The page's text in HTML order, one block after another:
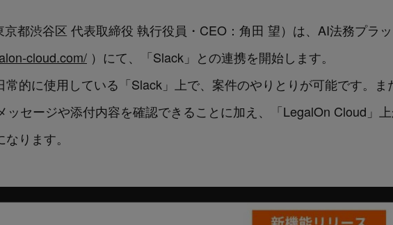
都渋谷区 代表取締役 執行役員・CEO：角田 望）は、AI法務プラ
cloud.com/ ）にて、「Slack」との連携を開始します。
的に使用している「Slack」上で、案件のやりとりが可能です。ま
セージや添付内容を確認できることに加え、「LegalOn Cloud」
ります。